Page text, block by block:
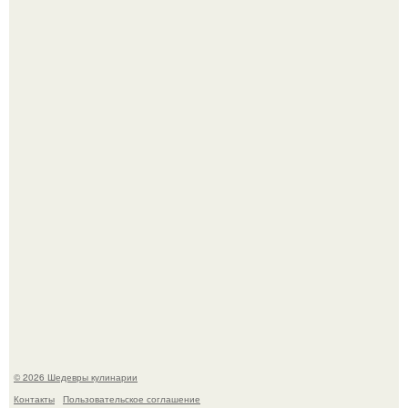
© 2026 Шедевры кулинарии
Контакты
Пользовательское соглашение